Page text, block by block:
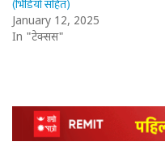
(भिडियो सहित)
January 12, 2025
In "टेक्सस"